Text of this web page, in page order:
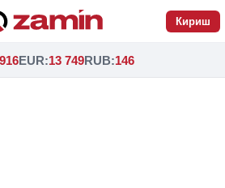
Кириш
EUR:13 749RUB:146